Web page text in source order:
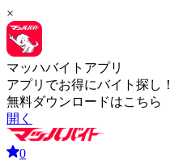
×
マッハバイトアプリ
アプリでお得にバイト探し！
無料ダウンロードはこちら
開く
0